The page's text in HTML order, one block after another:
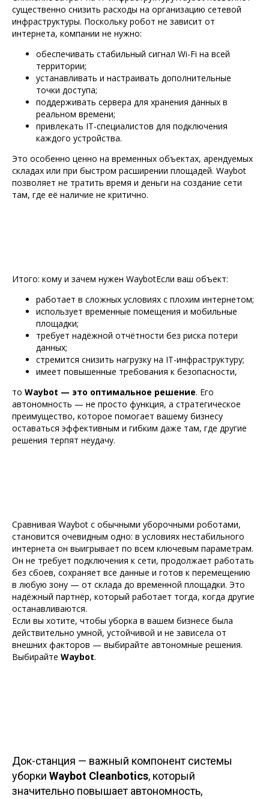
существенно снизить расходы на организацию сетевой
инфраструктуры. Поскольку робот не зависит от
интернета, компании не нужно:
обеспечивать стабильный сигнал Wi-Fi на всей
территории;
устанавливать и настраивать дополнительные
точки доступа;
поддерживать сервера для хранения данных в
реальном времени;
привлекать IT-специалистов для подключения
каждого устройства.
Это особенно ценно на временных объектах, арендуемых
складах или при быстром расширении площадей. Waybot
позволяет не тратить время и деньги на создание сети
там, где её наличие не критично.
Итого: кому и зачем нужен WaybotЕсли ваш объект:
работает в сложных условиях с плохим интернетом;
использует временные помещения и мобильные
площадки;
требует надёжной отчётности без риска потери
данных;
стремится снизить нагрузку на IT-инфраструктуру;
имеет повышенные требования к безопасности,
то Waybot — это оптимальное решение. Его
автономность — не просто функция, а стратегическое
преимущество, которое помогает вашему бизнесу
оставаться эффективным и гибким даже там, где другие
решения терпят неудачу.
Сравнивая Waybot с обычными уборочными роботами,
становится очевидным одно: в условиях нестабильного
интернета он выигрывает по всем ключевым параметрам.
Он не требует подключения к сети, продолжает работать
без сбоев, сохраняет все данные и готов к перемещению
в любую зону — от склада до временной площадки. Это
надёжный партнёр, который работает тогда, когда другие
останавливаются.
Если вы хотите, чтобы уборка в вашем бизнесе была
действительно умной, устойчивой и не зависела от
внешних факторов — выбирайте автономные решения.
Выбирайте Waybot.
Док-станция — важный компонент системы
уборки Waybot Cleanbotics, который
значительно повышает автономность,